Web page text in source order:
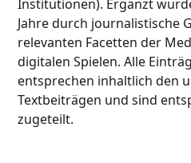
Institutionen). Ergänzt
Jahre durch journalistische
relevanten Facetten der
digitalen Spielen. Alle
entsprechen inhaltlich den
Textbeiträgen und sind
zugeteilt.